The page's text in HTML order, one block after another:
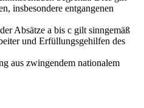
insbesondere entgangenen
Absätze a bis c gilt sinngemäß
und Erfüllungsgehilfen des
aus zwingendem nationalem